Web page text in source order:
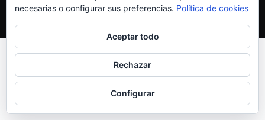
Eliminación de datos
Estatutos
© EliteTaxi.taxi | Sitio Construido porTimisDesign.com
necesarias o configurar sus preferencias. Política de cookies
Aceptar todo
Rechazar
Configurar